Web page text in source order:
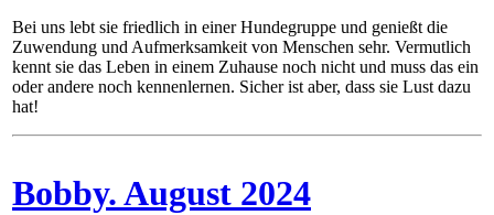
Bei uns lebt sie friedlich in einer Hundegruppe und genießt die
Zuwendung und Aufmerksamkeit von Menschen sehr. Vermutlich
kennt sie das Leben in einem Zuhause noch nicht und muss das ein
oder andere noch kennenlernen. Sicher ist aber, dass sie Lust dazu
hat!
Bobby. August 2024